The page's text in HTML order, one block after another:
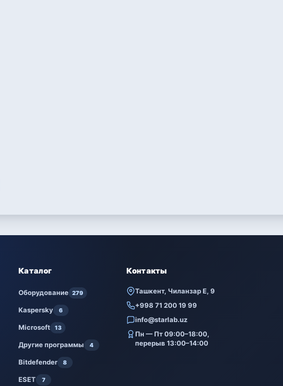
Каталог
Оборудование 279
Kaspersky 6
Microsoft 13
Другие программы 4
Bitdefender 8
ESET 7
Контакты
Ташкент, Чиланзар Е, 9
+998 71 200 19 99
info@starlab.uz
Пн — Пт 09:00–18:00,
перерыв 13:00–14:00